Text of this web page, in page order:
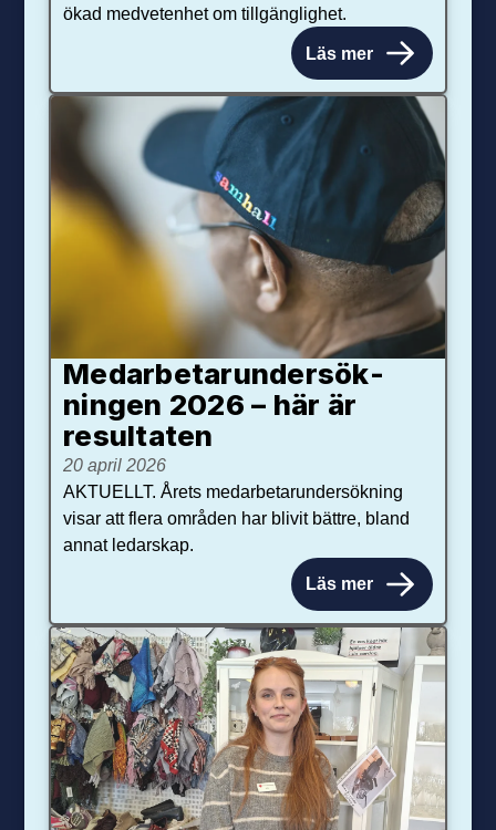
ökad medvetenhet om tillgänglighet.
Läs mer
Medarbetar­under­sök­
ningen 2026 – här är
resultaten
20 april 2026
AKTUELLT. Årets medarbetarundersökning
visar att flera områden har blivit bättre, bland
annat ledarskap.
Läs mer